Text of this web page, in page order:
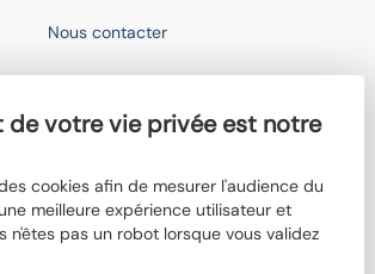
de votre vie privée est notre
cookies afin de mesurer l'audience du
meilleure expérience utilisateur et
n'êtes pas un robot lorsque vous validez
Nous contacter
Devenir mandataire
Qui sommes-nous ?